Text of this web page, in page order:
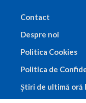
Contact
Despre noi
Politica Cookies
Politica de
Știri de ultimă oră